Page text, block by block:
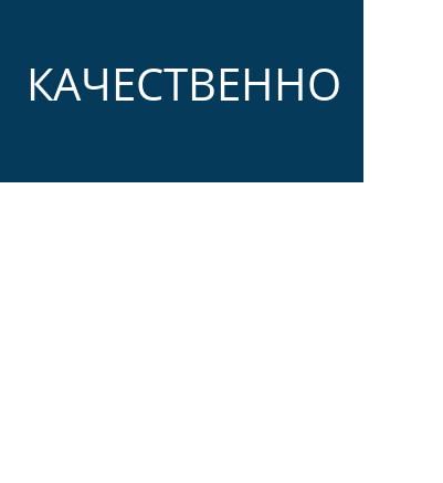
КАЧЕСТВЕННО